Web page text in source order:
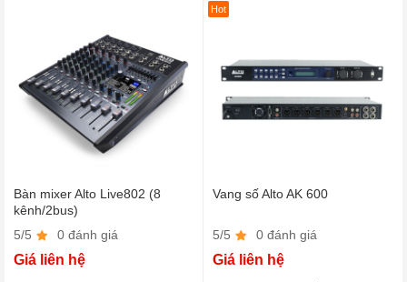
Bàn mixer Alto Live802 (8
kênh/2bus)
5/5
0 đánh giá
Giá liên hệ
Vang số Alto AK 600
5/5 0 đánh giá
Giá liên hệ
Hot